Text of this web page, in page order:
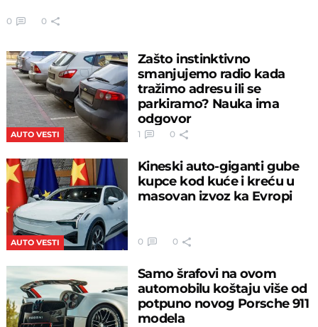
0 0
AUTO VESTI
Zašto instinktivno
smanjujemo radio kada
tražimo adresu ili se
parkiramo? Nauka ima
odgovor
1 0
AUTO VESTI
Kineski auto-giganti gube
kupce kod kuće i kreću u
masovan izvoz ka Evropi
0 0
Samo šrafovi na ovom
automobilu koštaju više od
potpuno novog Porsche 911
modela